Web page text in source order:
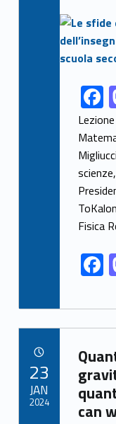
Link identifier archive #link-archive-thumb-soap-10460
Link identifier share facebook archive #share-link-archive-68939F
e
b
o
o
k
Fisica
F
e
b
o
o
k
Link identifier archive #link-
can
23
JAN
2024